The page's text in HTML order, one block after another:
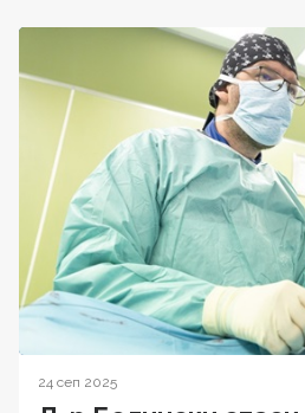
24 сеп 2025